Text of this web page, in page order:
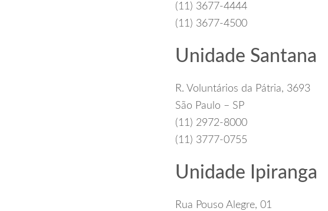
(11) 3677-4444
(11) 3677-4500
Unidade Santana
R. Voluntários da Pátria, 3693
São Paulo – SP
(11) 2972-8000
(11) 3777-0755
Unidade Ipiranga
Rua Pouso Alegre, 01